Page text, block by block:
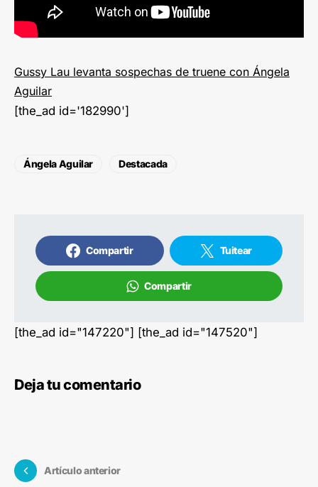
Gussy Lau levanta sospechas de truene con Ángela
Aguilar
[the_ad id='182990']
Ángela Aguilar Destacada
Compartir Tuitear
Compartir
[the_ad id="147220"] [the_ad id="147520"]
Deja tu comentario
Artículo anterior